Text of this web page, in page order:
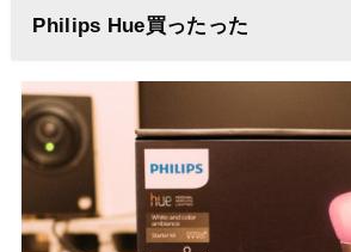
Philips Hue買ったった